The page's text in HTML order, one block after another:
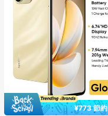
¥773 節約